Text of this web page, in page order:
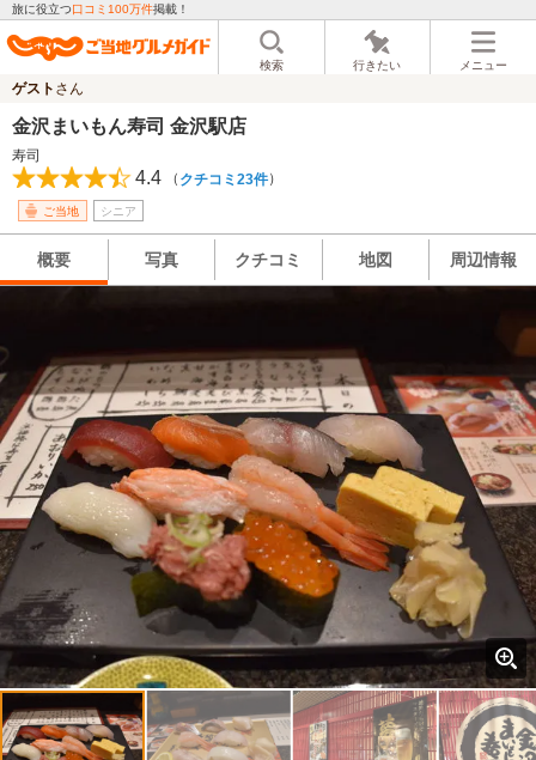
旅に役立つ口コミ100万件掲載！
検索 行きたい メニュー
ゲスト さん
金沢まいもん寿司 金沢駅店
寿司
4.4 （ クチコミ23件）
ご当地 シニア
概要 写真 クチコミ 地図 周辺情報